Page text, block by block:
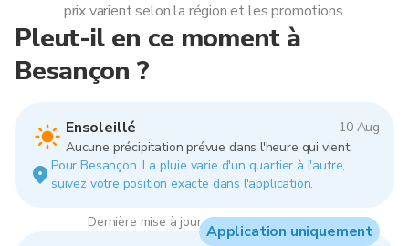
Pleut-il en ce moment à
Besançon ?
Ensoleillé
10 Aug
Aucune précipitation prévue dans l'heure qui vient.
Pour Besançon. La pluie varie d'un quartier à l'autre,
suivez votre position exacte dans l'application.
Dernière mise à jour : 20:00, 10 Aug 2026
prix varient selon la région et les promotions.
Application uniquement